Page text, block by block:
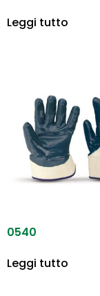
Leggi tutto
0540
Leggi tutto